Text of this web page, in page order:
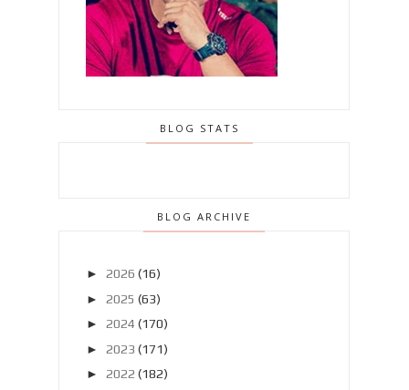
BLOG STATS
BLOG ARCHIVE
► 2026 (16)
► 2025 (63)
► 2024 (170)
► 2023 (171)
► 2022 (182)